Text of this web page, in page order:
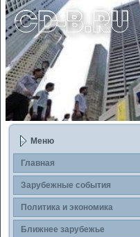
Меню
Главная
Зарубежные сοбытия
Политика и экономика
Ближнее зарубежье